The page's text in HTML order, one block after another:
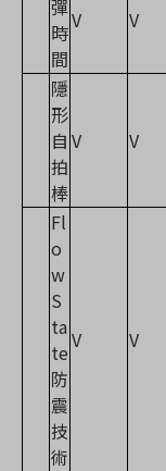
彈
時
間
V V
隱
形
自
拍
棒
V V
Fl
o
w
S
ta
te
防
震
技
術
V V